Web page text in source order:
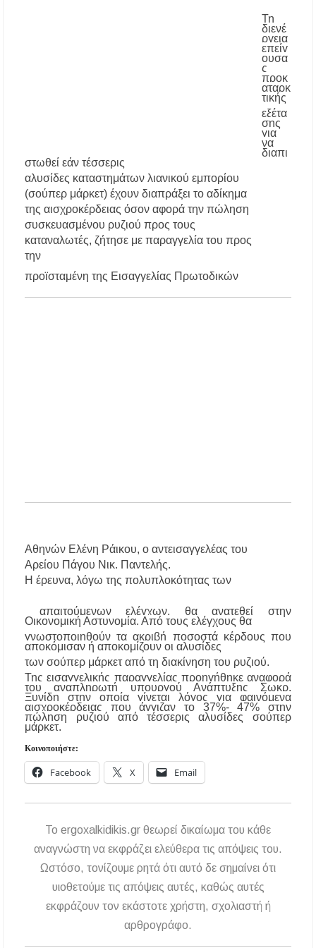
«Τουρισμός για Όλους 2026-2027»: Άνοιξαν οι
αιτήσεις – Ποιοι υποβάλλουν σήμερα αίτηση
ανά ΑΦΜ
Αναβαθμίζεται η πρόσβαση στο Δεβελίκι
Γοματίου με οδικό έργο 500.000 €
Ιωάννης Γιώργος: «Εγκρίθηκε η λειτουργία
εκτός έδρας τμήματος Σ.Α.Ε.Κ. στον Πολύγυρο
– Ένα σημαντικό βήμα για την πλήρη
Ανοίγουν 40 θέσεις εργασίας στον Δήμο
Αριστοτέλη – Ποιες ειδικότητες ζητούνται
επέτρεψε στον ανήλικο γιο του να οδηγήσει
τζετ σκι
Η γενιά των 45+ επιστρέφει στα μπαρ: Το νέο
κοινό που γεμίζει τις πίστες πριν τις 8 το βράδυ
Βαριές καμπάνες για ιδιοκτήτες σκύλων χωρίς
λουρί – Πρόστιμα 300 ευρώ
Έως 500€ τον μήνα για τη φροντίδα βρεφών:
Ποιοι γονείς μπορούν να λάβουν voucher από τη
δράση «Νταντάδες της Γειτονιάς»
Τη
διενέ
ργεια
επείγ
ουσα
ς
προκ
αταρκ
τικής
εξέτα
σης
για
να
διαπι
στωθεί εάν τέσσερις
αλυσίδες καταστημάτων λιανικού εμπορίου
(σούπερ μάρκετ) έχουν διαπράξει το αδίκημα
της αισχροκέρδειας όσον αφορά την πώληση
συσκευασμένου ρυζιού προς τους
καταναλωτές, ζήτησε με παραγγελία του προς
την
προϊσταμένη της Εισαγγελίας Πρωτοδικών
Αθηνών Ελένη Ράικου, ο αντεισαγγελέας του
Αρείου Πάγου Νικ. Παντελής.
Η έρευνα, λόγω της πολυπλοκότητας των
απαιτούμενων ελέγχων, θα ανατεθεί στην
Οικονομική Αστυνομία. Από τους ελέγχους θα
γνωστοποιηθούν τα ακριβή ποσοστά κέρδους που
αποκόμισαν ή αποκομίζουν οι αλυσίδες
των σούπερ μάρκετ από τη διακίνηση του ρυζιού.
Της εισαγγελικής παραγγελίας προηγήθηκε αναφορά
του αναπληρωτή υπουργού Ανάπτυξης Σωκρ.
Ξυνίδη στην οποία γίνεται λόγος για φαινόμενα
αισχροκέρδειας που άγγιζαν το 37%- 47% στην
πώληση ρυζιού από τέσσερις αλυσίδες σούπερ
μάρκετ.
Κοινοποιήστε:
Facebook X Email
To ergoxalkidikis.gr θεωρεί δικαίωμα του κάθε
αναγνώστη να εκφράζει ελεύθερα τις απόψεις του.
Ωστόσο, τονίζουμε ρητά ότι αυτό δε σημαίνει ότι
υιοθετούμε τις απόψεις αυτές, καθώς αυτές
εκφράζουν τον εκάστοτε χρήστη, σχολιαστή ή
αρθρογράφο.